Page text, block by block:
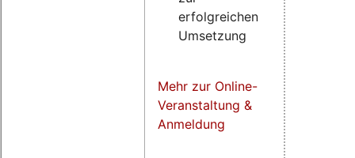
erfolgreichen
Umsetzung
Mehr zur Online-
Veranstaltung &
Anmeldung